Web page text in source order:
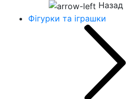
Назад
Фігурки та іграшки